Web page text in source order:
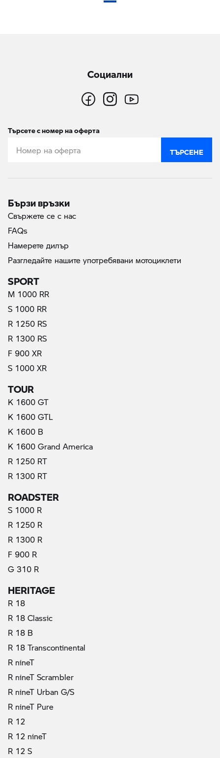
Социални
Търсете с номер на оферта
ТЪРСЕНЕ
Бързи връзки
Свържете се с нас
FAQs
Намерете дилър
Разгледайте нашите употребявани мотоциклети
SPORT
M 1000 RR
S 1000 RR
R 1250 RS
R 1300 RS
F 900 XR
S 1000 XR
TOUR
K 1600 GT
K 1600 GTL
K 1600 B
K 1600 Grand America
R 1250 RT
R 1300 RT(актуални)
ROADSTER
S 1000 R
R 1250 R
R 1300 R
F 900 R
G 310 R
HERITAGE
R 18
R 18 Classic
R 18 B
R 18 Transcontinental
R nineT
R nineT Scrambler
R nineT Urban G/S
R nineT Pure
R 12
R 12 nineT
R 12 S